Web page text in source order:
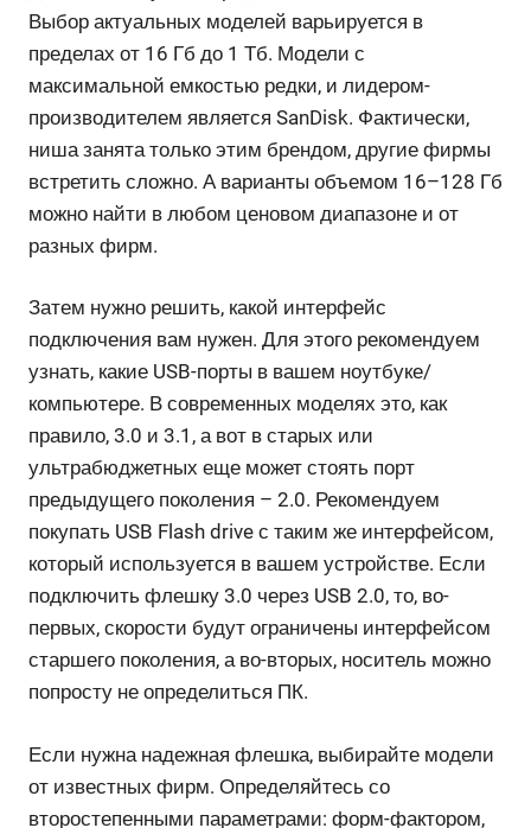
Выбор актуальных моделей варьируется в
пределах от 16 Гб до 1 Тб. Модели с
максимальной емкостью редки, и лидером-
производителем является SanDisk. Фактически,
ниша занята только этим брендом, другие фирмы
встретить сложно. А варианты объемом 16–128 Гб
можно найти в любом ценовом диапазоне и от
разных фирм.
Затем нужно решить, какой интерфейс
подключения вам нужен. Для этого рекомендуем
узнать, какие USB-порты в вашем ноутбуке/
компьютере. В современных моделях это, как
правило, 3.0 и 3.1, а вот в старых или
ультрабюджетных еще может стоять порт
предыдущего поколения – 2.0. Рекомендуем
покупать USB Flash drive с таким же интерфейсом,
который используется в вашем устройстве. Если
подключить флешку 3.0 через USB 2.0, то, во-
первых, скорости будут ограничены интерфейсом
старшего поколения, а во-вторых, носитель можно
попросту не определиться ПК.
Если нужна надежная флешка, выбирайте модели
от известных фирм. Определяйтесь со
второстепенными параметрами: форм-фактором,